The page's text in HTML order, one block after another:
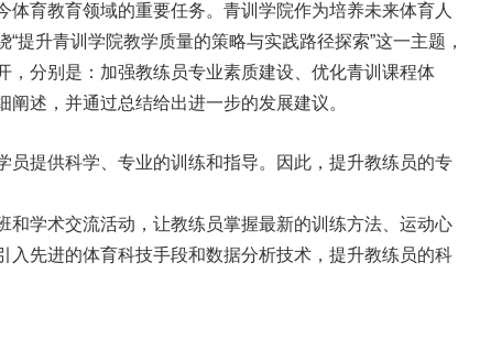
育教育领域的重要任务。青训学院作为培养未来体育人
升青训学院教学质量的策略与实践路径探索”这一主题，
分别是：加强教练员专业素质建设、优化青训课程体
述，并通过总结给出进一步的发展建议。
提供科学、专业的训练和指导。因此，提升教练员的专
学术交流活动，让教练员掌握最新的训练方法、运动心
先进的体育科技手段和数据分析技术，提升教练员的科